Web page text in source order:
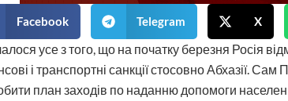
Facebook Telegram X
усе з того, що на початку березня Росія
і транспортні санкції стосовно Абхазії.
план заходів по наданню допомоги